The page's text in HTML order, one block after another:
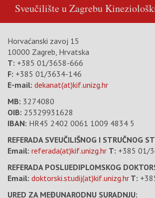
Sveučilište u Zagrebu
Horvaćanski zavoj 15
10000 Zagreb, Hrvatska
T: +385 01/3658-666
F: +385 01/3634-146
E-mail: dekanat(at)kif.unizg.hr
MB: 3274080
OIB: 25329931628
IBAN: HR45 2402 0061 1009 4834 5
REFERADA SVEUČILIŠNOG I STRUČNOG
Email: referada(at)kif.unizg.hr T: +385 01/
REFERADA POSLIJEDIPLOMSKOG
Email: doktorski.studij(at)kif.unizg.hr T:
URED ZA MEĐUNARODNU SURADNJU: